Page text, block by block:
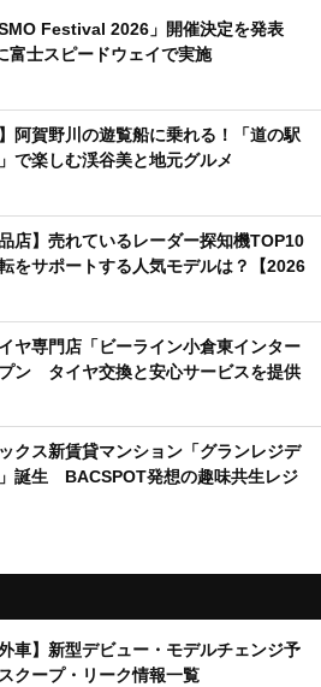
Festival 2026」開催決定を発表
富士スピードウェイで実施
】阿賀野川の遊覧船に乗れる！「道の駅
で楽しむ渓谷美と地元グルメ
品店】売れているレーダー探知機TOP10
転をサポートする人気モデルは？【2026
ヤ専門店「ビーライン小倉東インター
ン タイヤ交換と安心サービスを提供
クス新賃貸マンション「グランレジデ
誕生 BACSPOT発想の趣味共生レジ
外車】新型デビュー・モデルチェンジ予
クープ・リーク情報一覧